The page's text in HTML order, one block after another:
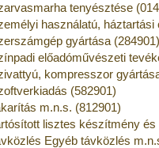
tenyésztése
használatú,
gyártása (284901)
előadóművészeti
kompresszor
(582901)
m.n.s. (812901)
lisztes készítmény
Egyéb távközlés